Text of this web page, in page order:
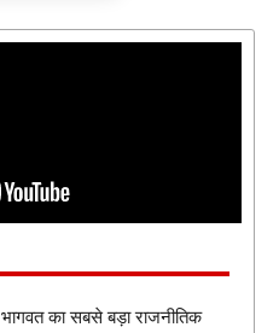
का सबसे बड़ा राजनीतिक